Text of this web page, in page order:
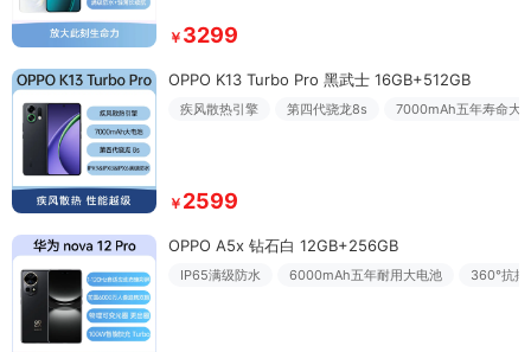
￥ 3299
OPPO K13 Turbo Pro 黑武士 16GB+512GB
疾风散热引擎 第四代骁龙8s 7000mAh五年寿命大
￥ 2599
OPPO A5x 钻石白 12GB+256GB
IP65满级防水 6000mAh五年耐用大电池 360°抗摔